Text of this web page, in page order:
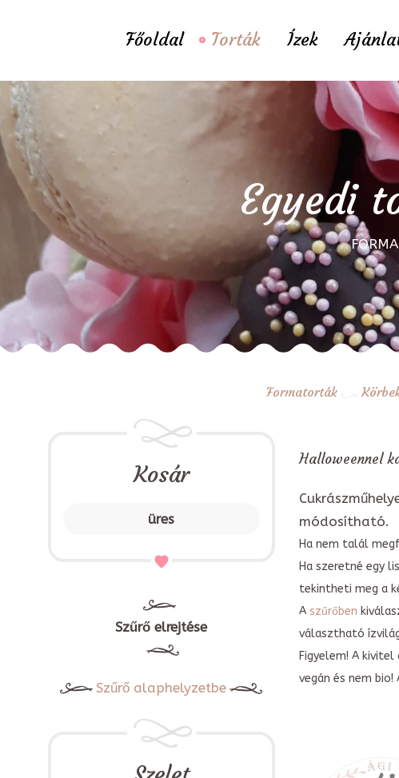
Főoldal Torták Ízek
Egyedi
Formatorták
Kosár
üres
Szűrő elrejtése
Szűrő alaphelyzetbe
Halloweennel
módosítható.
Ha nem talál
Ha szeretné egy
tekintheti meg a
A szűrőben
választható
Figyelem! A
vegán és nem